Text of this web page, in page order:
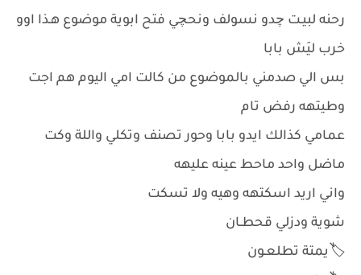
رحنه لبيـت چدو نسولف ونحچي فتح ابوية موضوع هـذا اوو
خرب ليَش بابا
بس الي صدمني بالموضوع من كالت امي اليوم هم اجت
وطيتهه رفض تام
عمامي كذالك ايدو بابا وحور تصنف وتكلي واللة وكت
ماضل واحد ماحط عينه عليهه
واني اريد اسكتهه وهيه ولا تسكت
شوية ودزلي قحطـان
🏷️يمتة تطلعـون